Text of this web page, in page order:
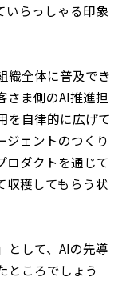
いらっしゃる印象
織全体に普及でき
さま側のAI推進担
を自律的に広げて
ジェントのつくり
ロダクトを通じて
収穫してもらう状
として、AIの先導
ところでしょう